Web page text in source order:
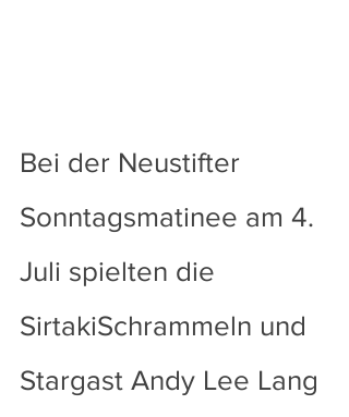
Bei der Neustifter
Sonntagsmatinee am 4.
Juli spielten die
SirtakiSchrammeln und
Stargast Andy Lee Lang